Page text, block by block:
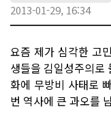
2013-01-29, 16:34
요즘 제가 심각한 고
생들을 김일성주의로
화에 무방비 사태로
번 역사에 큰 과오를